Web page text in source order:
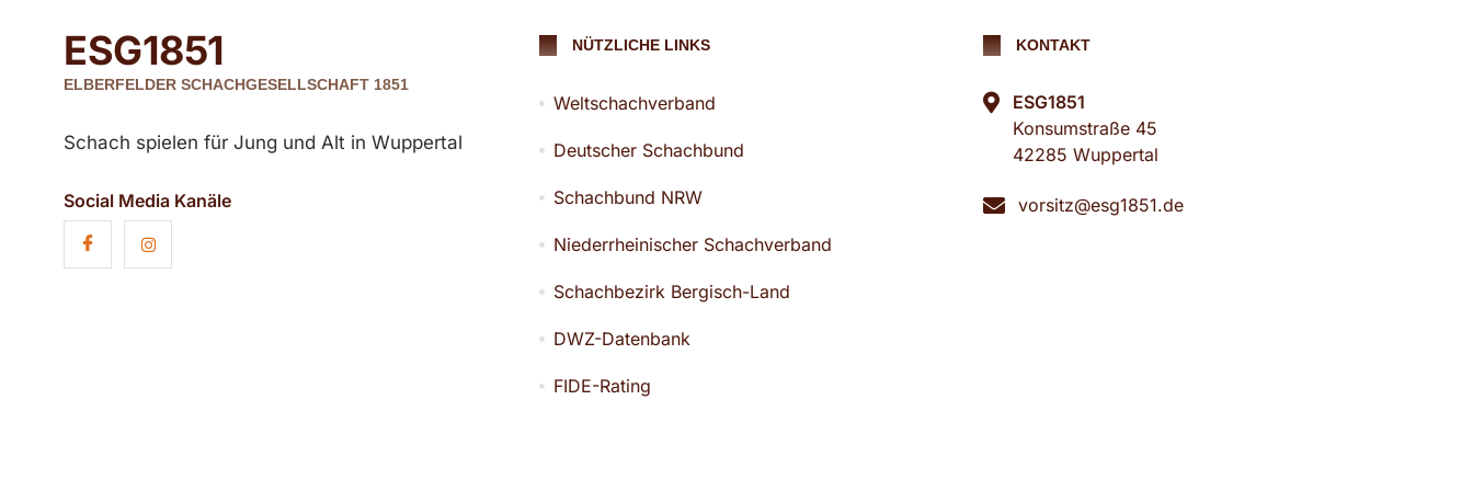
ESG1851
ELBERFELDER SCHACHGESELLSCHAFT 1851
Schach spielen für Jung und Alt in Wuppertal
Social Media Kanäle
NÜTZLICHE LINKS
Weltschachverband
Deutscher Schachbund
Schachbund NRW
Niederrheinischer Schachverband
Schachbezirk Bergisch-Land
DWZ-Datenbank
FIDE-Rating
KONTAKT
ESG1851
Konsumstraße 45
42285 Wuppertal
vorsitz@esg1851.de